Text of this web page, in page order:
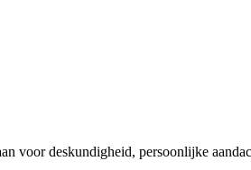
voor deskundigheid, persoonlijke